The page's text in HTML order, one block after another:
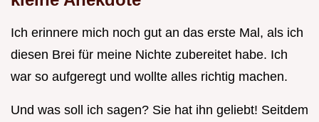
Ich erinnere mich noch gut an das erste Mal, als ich
diesen Brei für meine Nichte zubereitet habe. Ich
war so aufgeregt und wollte alles richtig machen.
Und was soll ich sagen? Sie hat ihn geliebt! Seitdem